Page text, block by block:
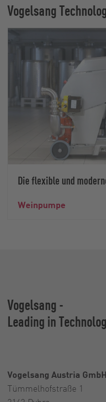
Vogelsang
Die flexible und
Weinpumpe
Vogelsang -
Leading in
Vogelsang Austria GmbH
Tümmelhofstraße 1